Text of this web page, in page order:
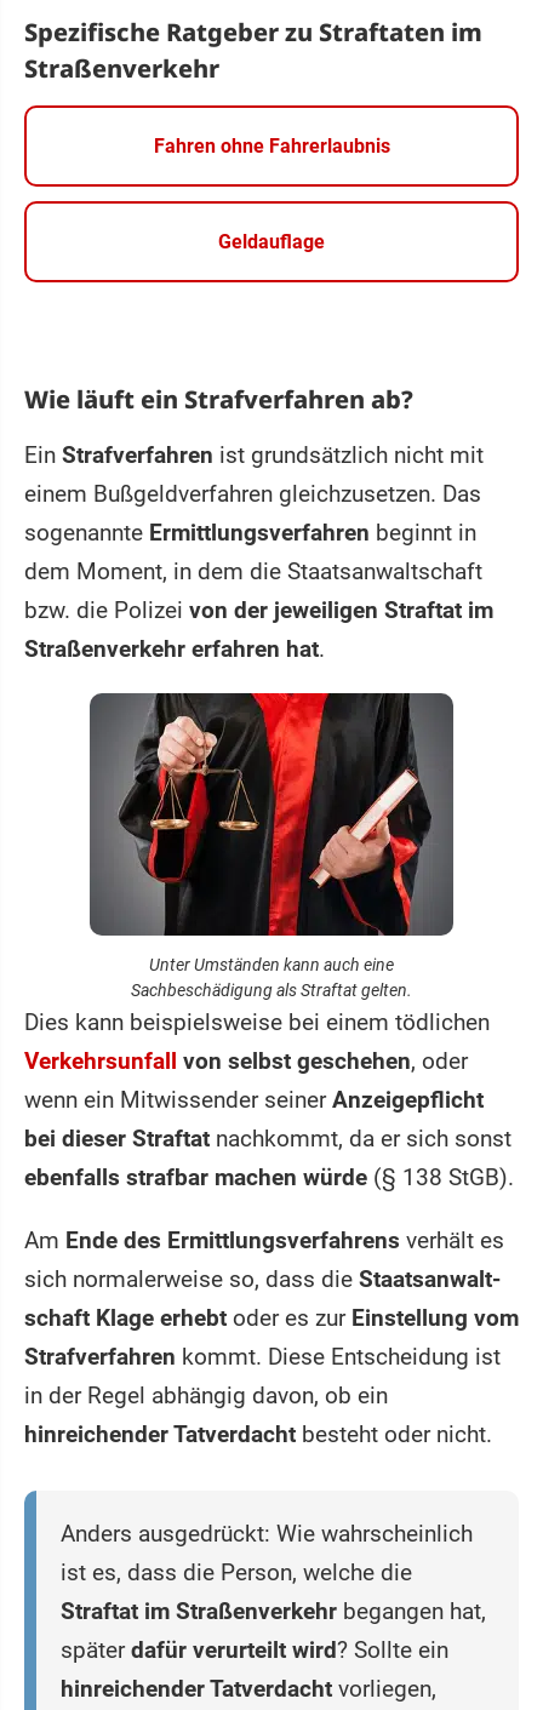
Spezifische Ratgeber zu Straftaten im
Straßenverkehr
Fahren ohne Fahrerlaubnis
Geldauflage
Wie läuft ein Strafverfahren ab?
Ein Strafverfahren ist grundsätzlich nicht mit
einem Bußgeldverfahren gleichzusetzen. Das
sogenannte Ermittlungsverfahren beginnt in
dem Moment, in dem die Staatsanwaltschaft
bzw. die Polizei von der jeweiligen Straftat im
Straßenverkehr erfahren hat.
Unter Umständen kann auch eine
Sachbeschädigung als Straftat gelten.
Dies kann beispielsweise bei einem tödlichen
Verkehrsunfall von selbst geschehen, oder
wenn ein Mitwissender seinerAnzeigepflicht
bei dieser Straftat nachkommt, da er sich sonst
ebenfalls strafbar machen würde (§ 138 StGB).
Am Ende des Ermittlungsverfahrens verhält es
sich normalerweise so, dass die Staatsanwalt­
schaft Klage erhebt oder es zur Einstellung vom
Strafverfahren kommt. Diese Entscheidung ist
in der Regel abhängig davon, ob ein
hinreichender Tatverdacht besteht oder nicht.
Anders ausgedrückt: Wie wahrscheinlich
ist es, dass die Person, welche die
Straftat im Straßenverkehr begangen hat,
späterdafür verurteilt wird? Sollte ein
hinreichender Tatverdacht vorliegen,